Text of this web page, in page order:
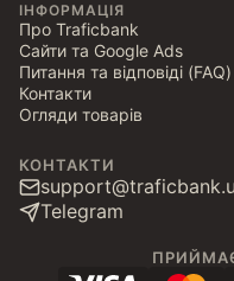
ІНФОРМАЦІЯ
Про Traficbank
Сайти та Google Ads
Питання та відповіді (FAQ)
Контакти
Огляди товарів
КОНТАКТИ
Telegram